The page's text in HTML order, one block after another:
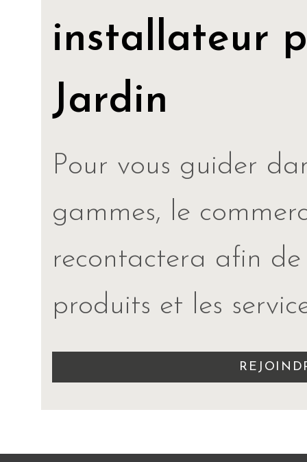
installateur
Jardin
Pour vous guider
gammes, le
recontactera afin de
produits et les